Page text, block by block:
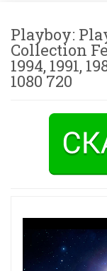
Playboy:
Collection
1994, 1991,
1080 720